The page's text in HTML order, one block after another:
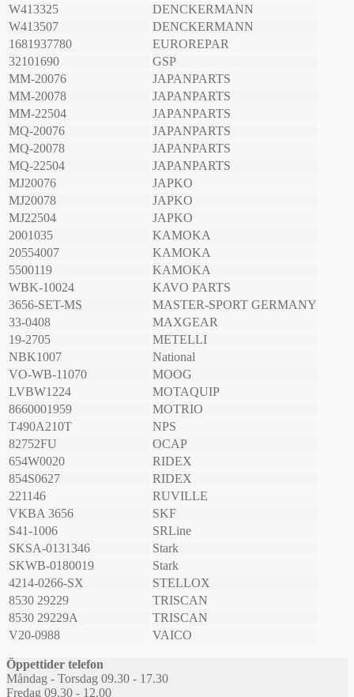
W413325
DENCKERMANN
W413507
DENCKERMANN
1681937780
EUROREPAR
32101690
GSP
MM-20076
JAPANPARTS
MM-20078
JAPANPARTS
MM-22504
JAPANPARTS
MQ-20076
JAPANPARTS
MQ-20078
JAPANPARTS
MQ-22504
JAPANPARTS
MJ20076
JAPKO
MJ20078
JAPKO
MJ22504
JAPKO
2001035
KAMOKA
20554007
KAMOKA
5500119
KAMOKA
WBK-10024
KAVO PARTS
3656-SET-MS
MASTER-SPORT GERMANY
33-0408
MAXGEAR
19-2705
METELLI
NBK1007
National
VO-WB-11070
MOOG
LVBW1224
MOTAQUIP
8660001959
MOTRIO
T490A210T
NPS
82752FU
OCAP
654W0020
RIDEX
854S0627
RIDEX
221146
RUVILLE
VKBA 3656
SKF
S41-1006
SRLine
SKSA-0131346
Stark
SKWB-0180019
Stark
4214-0266-SX
STELLOX
8530 29229
TRISCAN
8530 29229A
TRISCAN
V20-0988
VAICO
Öppettider telefon
Måndag - Torsdag 09.30 - 17.30
Fredag 09.30 - 12.00